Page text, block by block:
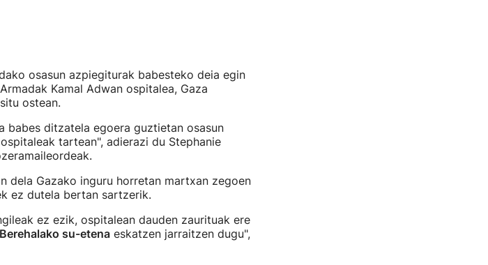
osasun azpiegiturak babesteko deia egin
Kamal Adwan ospitalea, Gaza
ostean.
babes ditzatela egoera guztietan osasun
tartean", adierazi du Stephanie
dela Gazako inguru horretan martxan zegoen
ez dutela bertan sartzerik.
ez ezik, ospitalean dauden zaurituak ere
su-etenaeskatzen jarraitzen dugu",